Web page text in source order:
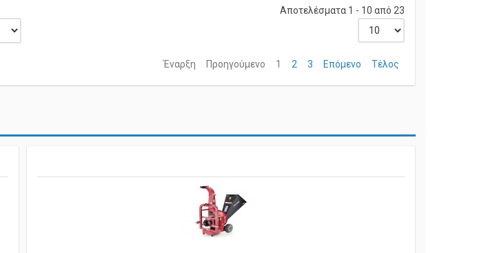
Αποτελέσματα 1 - 10 από 23
Έναρξη Προηγούμενο 1 2 3 Επόμενο Τέλος